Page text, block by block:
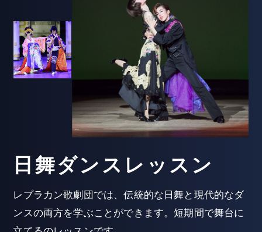
日舞ダンスレッスン
レプラカン歌劇団では、伝統的な日舞と現代的なダ
ンスの両方を学ぶことができます。短期間で舞台に